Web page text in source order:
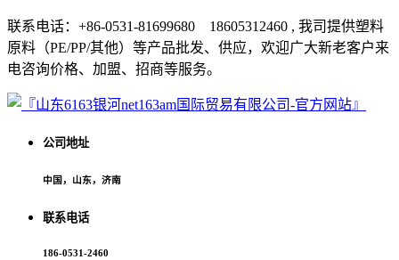
联系电话：+86-0531-81699680 18605312460 , 我司提供塑料
原料（PE/PP/其他）等产品批发、供应，欢迎广大新老客户来
电咨询价格、加盟、招商等服务。
公司地址
中国，山东，济南
联系电话
186-0531-2460